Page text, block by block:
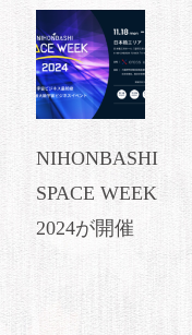
NIHONBASHI
SPACE WEEK
2024が開催